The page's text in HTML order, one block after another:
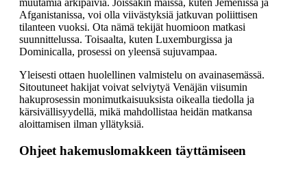
muutamia arkipäiviä. Joissakin maissa, kuten Jemenissä ja
Afganistanissa, voi olla viivästyksiä jatkuvan poliittisen
tilanteen vuoksi. Ota nämä tekijät huomioon matkasi
suunnittelussa. Toisaalta, kuten Luxemburgissa ja
Dominicalla, prosessi on yleensä sujuvampaa.
Yleisesti ottaen huolellinen valmistelu on avainasemässä.
Sitoutuneet hakijat voivat selviytyä Venäjän viisumin
hakuprosessin monimutkaisuuksista oikealla tiedolla ja
kärsivällisyydellä, mikä mahdollistaa heidän matkansa
aloittamisen ilman yllätyksiä.
Ohjeet hakemuslomakkeen täyttämiseen